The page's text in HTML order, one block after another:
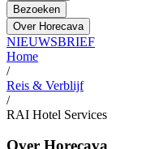
Bezoeken
Over Horecava
NIEUWSBRIEF
Home
/
Reis & Verblijf
/
RAI Hotel Services